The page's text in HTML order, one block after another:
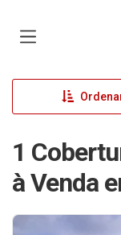
1
à Venda